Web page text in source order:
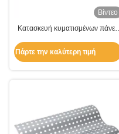
Βίντεο
Κατασκευή κυματισμένων πάνελ
αλουμινίου για διακόσμηση
κρεμασμένων οροφών
Πάρτε την καλύτερη τιμή